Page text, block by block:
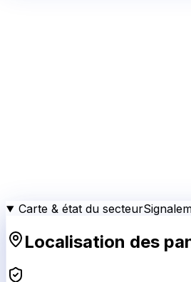
Carte & état du secteur
Localisation des